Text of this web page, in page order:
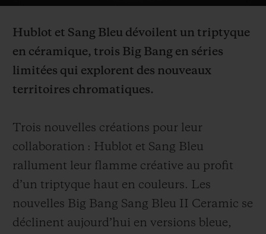
Hublot et Sang Bleu dévoilent un triptyque
en céramique, trois Big Bang en séries
limitées qui explorent des nouveaux
territoires chromatiques.
Trois nouvelles créations pour leur
collaboration : Hublot et Sang Bleu
rallument leur flamme créative au profit
d’un triptyque haut en couleurs. Les
nouvelles Big Bang Sang Bleu II Ceramic se
déclinent aujourd’hui en versions bleue,
TROUVER UNE BOUTIQUE